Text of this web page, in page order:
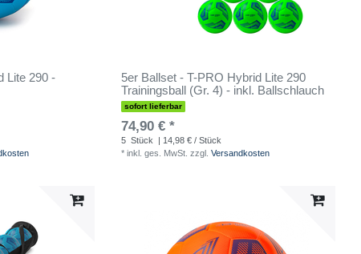
Lite 290 -
5er Ballset - T-PRO Hybrid Lite 290
Trainingsball (Gr. 4) - inkl. Ballschlauch
sofort lieferbar
74,90 € *
5 Stück
| 14,98 € / Stück
* inkl. ges. MwSt. zzgl. Versandkosten